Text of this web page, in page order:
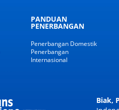
PANDUAN
PENERBANGAN
Penerbangan Domestik
Penerbangan
Internasional
Biak,